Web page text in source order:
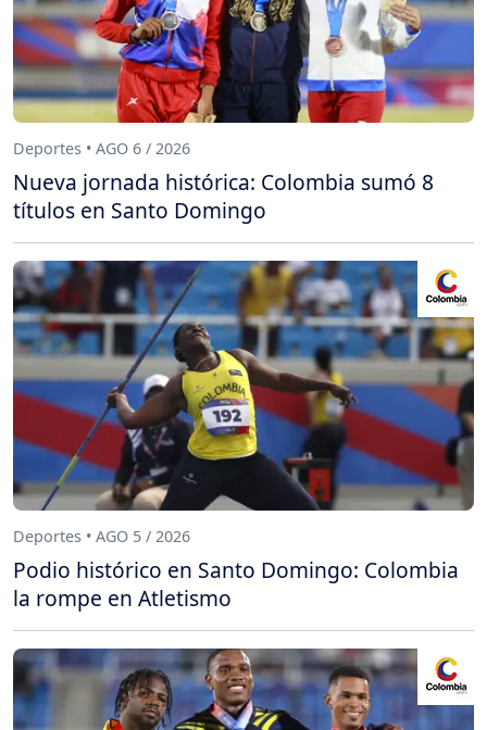
Deportes • AGO 6 / 2026
Nueva jornada histórica: Colombia sumó 8
títulos en Santo Domingo
Deportes • AGO 5 / 2026
Podio histórico en Santo Domingo: Colombia
la rompe en Atletismo